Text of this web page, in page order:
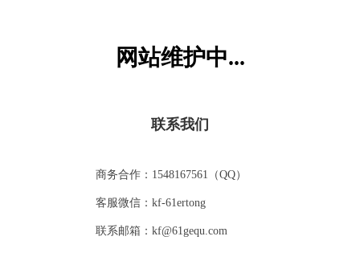
网站维护中...
联系我们
商务合作：1548167561（QQ）
客服微信：kf-61ertong
联系邮箱：kf@61gequ.com